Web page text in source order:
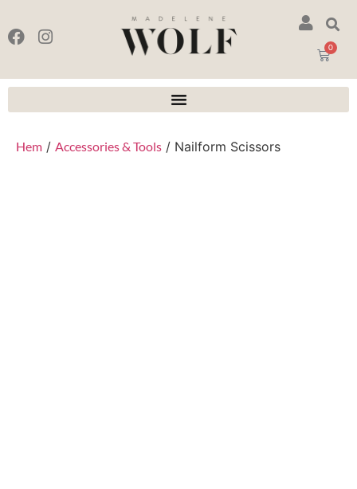
0
Hem / Accessories & Tools / Nailform Scissors